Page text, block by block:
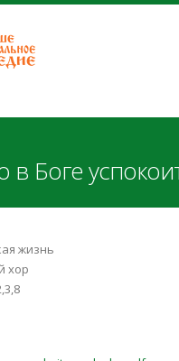
в Боге
жизнь
хор